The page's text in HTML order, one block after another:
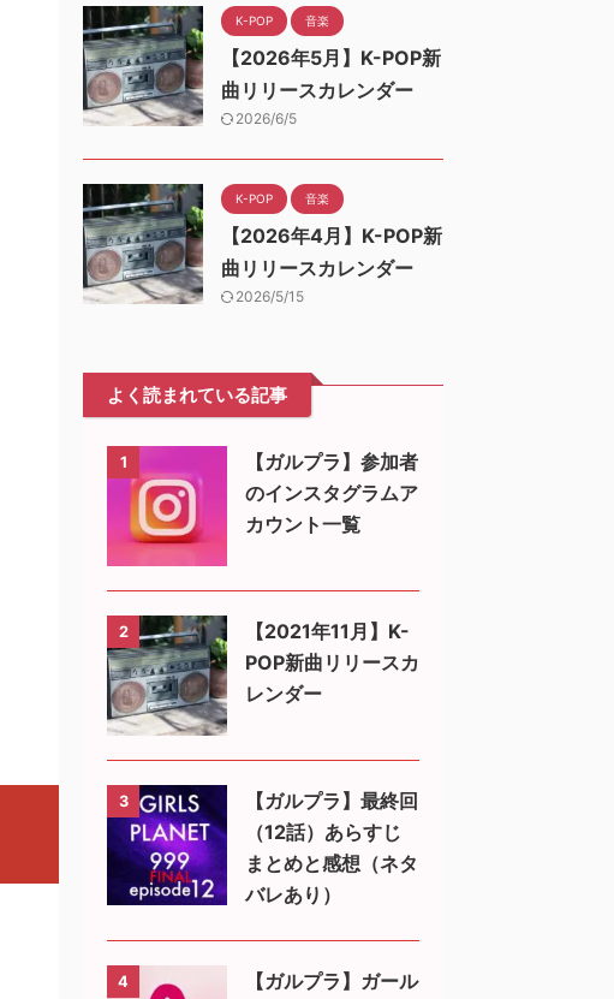
K-POP 音楽
【2026年5月】K-POP新
曲リリースカレンダー
2026/6/5
K-POP 音楽
【2026年4月】K-POP新
曲リリースカレンダー
2026/5/15
よく読まれている記事
1
【ガルプラ】参加者
のインスタグラムア
カウント一覧
2
【2021年11月】K-
POP新曲リリースカ
レンダー
3
【ガルプラ】最終回
（12話）あらすじ
まとめと感想（ネタ
バレあり）
4
【ガルプラ】ガール